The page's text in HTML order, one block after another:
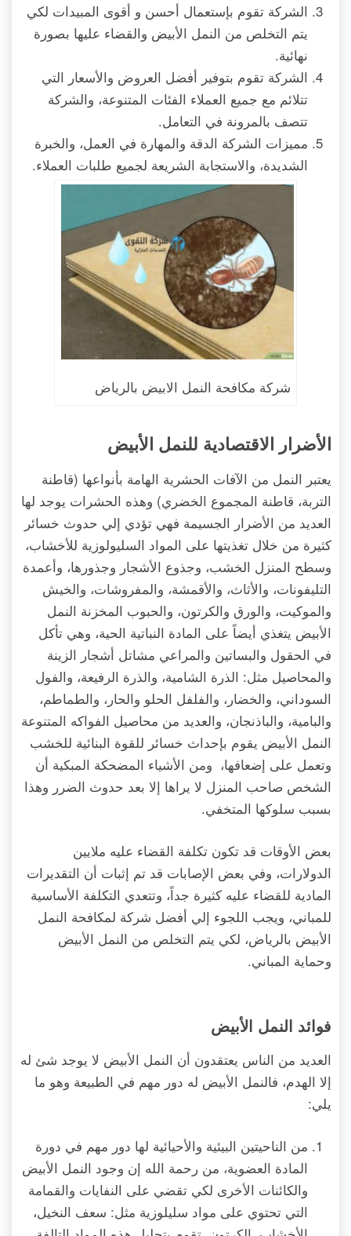
الشركة تقوم بإستعمال أحسن و أقوى المبيدات لكي
يتم التخلص من النمل الأبيض والقضاء عليها بصورة
نهائية.
الشركة تقوم بتوفير أفضل العروض والأسعار التي
تتلائم مع جميع العملاء الفئات المتنوعة، والشركة
تتصف بالمرونة في التعامل.
مميزات الشركة الدقة والمهارة في العمل، والخبرة
الشديدة، والاستجابة الشريعة لجميع طلبات العملاء.
شركة مكافحة النمل الابيض بالرياض
الأضرار الاقتصادية للنمل الأبيض
يعتبر النمل من الآفات الحشرية الهامة بأنواعها (قاطنة
التربة، قاطنة المجموع الخضري) وهذه الحشرات يوجد لها
العديد من الأضرار الجسيمة فهي تؤدي إلي حدوث خسائر
كثيرة من خلال تغذيتها على المواد السليولوزية للأخشاب،
وسطح المنزل الخشب، وجذوع الأشجار وجذورها، وأعمدة
التليفونات، والأثاث، والأقمشة، والمفروشات، والخيش
والموكيت، والورق والكرتون، والحبوب المخزنة النمل
الأبيض يتغذي أيضاً على المادة النباتية الحية، وهي تأكل
في الحقول والبساتين والمراعي مشاتل أشجار الزينة
والمحاصيل مثل: الذرة الشامية، والذرة الرفيعة، والفول
السوداني، والخضار، والفلفل الحلو والحار، والطماطم،
والبامية، والباذنجان، والعديد من محاصيل الفواكه المتنوعة
النمل الأبيض يقوم بإحداث خسائر للقوة البنائية للخشب
وتعمل على إضعافها، ومن الأشياء المضحكة المبكية أن
الشخص صاحب المنزل لا يراها إلا بعد حدوث الضرر وهذا
بسبب سلوكها المتخفي.
بعض الأوقات قد تكون تكلفة القضاء عليه ملايين
الدولارات، وفي بعض الإصابات قد تم إثبات أن التقديرات
المادية للقضاء عليه كثيرة جداً، وتتعدي التكلفة الأساسية
للمباني، ويجب اللجوء إلي أفضل شركة لمكافحة النمل
الأبيض بالرياض، لكي يتم التخلص من النمل الأبيض
وحماية المباني.
فوائد النمل الأبيض
العديد من الناس يعتقدون أن النمل الأبيض لا يوجد شئ له
إلا الهدم، فالنمل الأبيض له دور مهم في الطبيعة وهو ما
يلي:
من الناحيتين البيئية والأحيائية لها دور مهم في دورة
المادة العضوية، من رحمة الله إن وجود النمل الأبيض
والكائنات الأخرى لكي تقضي على النفايات والقمامة
التي تحتوي على مواد سليلوزية مثل: سعف النخيل،